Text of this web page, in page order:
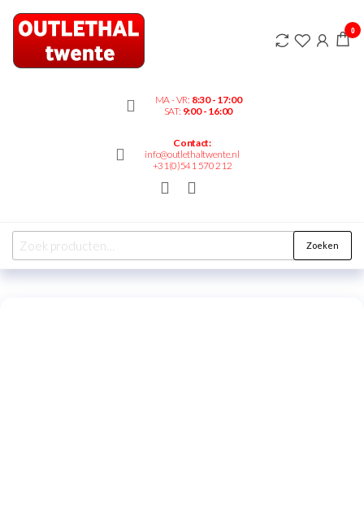
Outlethaltwente.nl
– altijd iets te
MA - VR: 8:30 - 17:00
SAT: 9:00 - 16:00
Contact:
info@outlethaltwente.nl
+31(0)541 570 212
0
Zoeken